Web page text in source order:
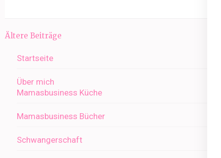
Beitragsnavigation
Ältere Beiträge
Startseite
Über mich
Mamasbusiness Küche
Mamasbusiness Bücher
Schwangerschaft